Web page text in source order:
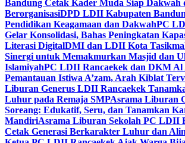
Bandung Cetak Kader Muda Siap Dakwah
BerorganisasiDPD LDII Kabupaten
Pendidikan Keagamaan dan DakwahPC
Gelar Konsolidasi, Bahas Peningkatan
Literasi DigitalDMI dan LDII Kota
Sinergi untuk Memakmurkan Masjid dan
IslamiyahPC LDII Rancaekek dan DKM Al
Pemantauan Istiwa A’zam, Arah Kiblat
Liburan Generus LDII Rancaekek
Luhur pada Remaja SMPAsrama Liburan
Soreang: Edukatif, Seru, dan Tanamkan
MandiriAsrama Liburan Sekolah PC LDII
Cetak Generasi Berkarakter Luhur dan